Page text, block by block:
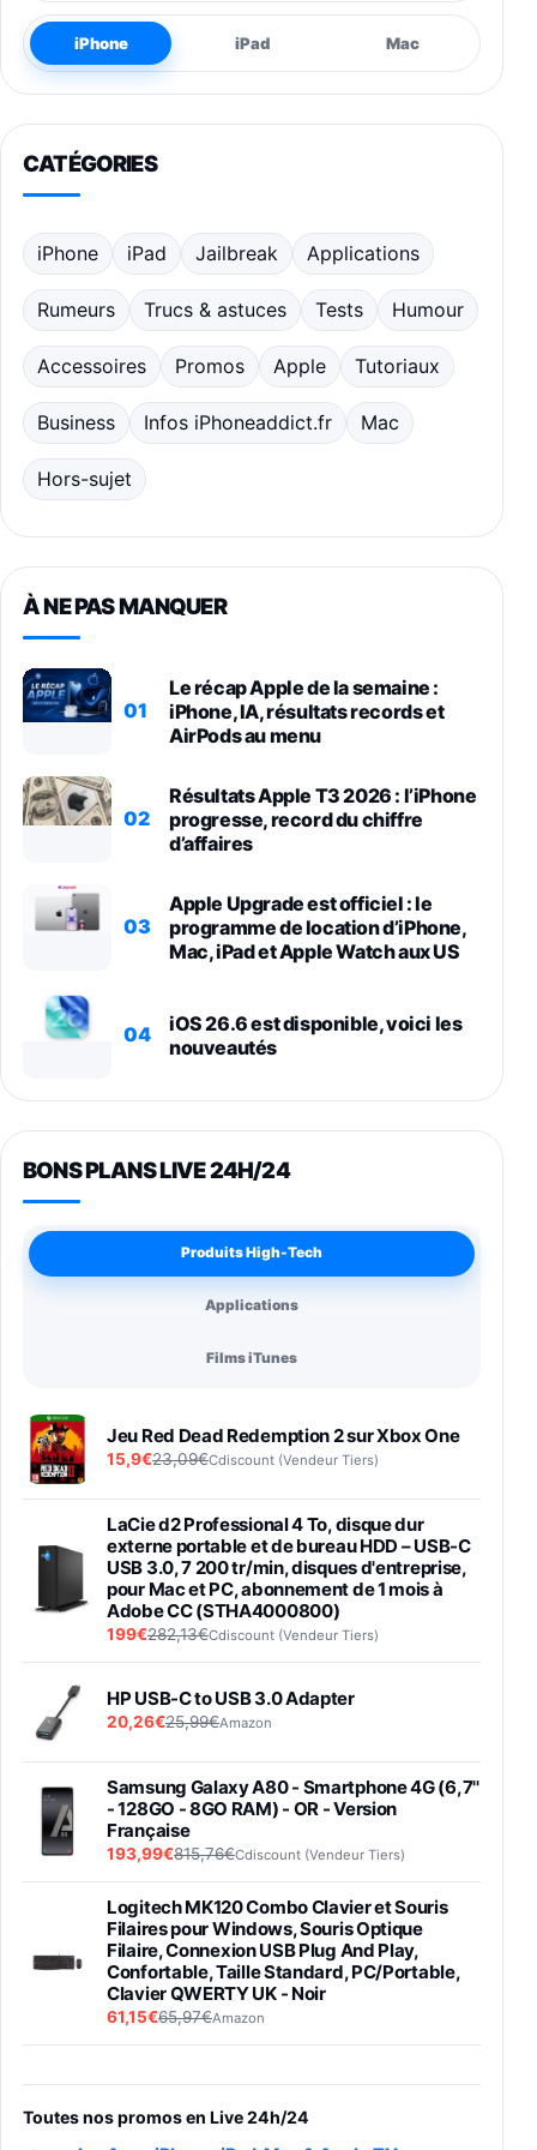
iPhone iPad Mac
CATÉGORIES
iPhone iPad Jailbreak Applications
Rumeurs Trucs & astuces Tests Humour
Accessoires Promos Apple Tutoriaux
Business Infos iPhoneaddict.fr Mac
Hors-sujet
À NE PAS MANQUER
01
Le récap Apple de la semaine :
iPhone, IA, résultats records et
AirPods au menu
02
Résultats Apple T3 2026 : l’iPhone
progresse, record du chiffre
d’affaires
03
Apple Upgrade est officiel : le
programme de location d’iPhone,
Mac, iPad et Apple Watch aux US
04
iOS 26.6 est disponible, voici les
nouveautés
BONS PLANS LIVE 24H/24
Produits High-Tech
Applications
Films iTunes
Jeu Red Dead Redemption 2 sur Xbox One
15,9€23,09€Cdiscount (Vendeur Tiers)
LaCie d2 Professional 4 To, disque dur
externe portable et de bureau HDD – USB-C
USB 3.0, 7 200 tr/min, disques d'entreprise,
pour Mac et PC, abonnement de 1 mois à
Adobe CC (STHA4000800)
199€282,13€Cdiscount (Vendeur Tiers)
HP USB-C to USB 3.0 Adapter
20,26€25,99€Amazon
Samsung Galaxy A80 - Smartphone 4G (6,7''
- 128GO - 8GO RAM) - OR - Version
Française
193,99€815,76€Cdiscount (Vendeur Tiers)
Logitech MK120 Combo Clavier et Souris
Filaires pour Windows, Souris Optique
Filaire, Connexion USB Plug And Play,
Confortable, Taille Standard, PC/Portable,
Clavier QWERTY UK - Noir
61,15€65,97€Amazon
entraénement direct 3 vitesses (33-45-78
trs/min) avec pre-ampli intégré et port USB
Toutes nos promos en Live 24h/24